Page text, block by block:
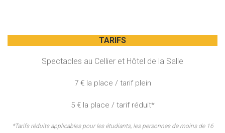
TARIFS
Spectacles au Cellier et Hôtel de la Salle
7 € la place / tarif plein
5 € la place / tarif réduit*
*Tarifs réduits applicables pour les étudiants, les personnes de moins de 16